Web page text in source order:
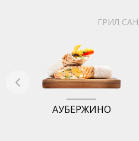
ГРИЛ
АУБЕРЖИНО